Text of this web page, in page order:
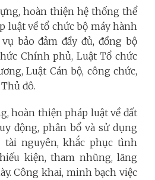
hoàn thiện hệ thống thể
luật về tổ chức bộ máy hành
bảo đảm đầy đủ, đồng bộ
Chính phủ, Luật Tổ chức
Luật Cán bộ, công chức,
đô.
hoàn thiện pháp luật về đất
động, phân bổ và sử dụng
tài nguyên, khắc phục tình
kiện, tham nhũng, lãng
Công khai, minh bạch việc